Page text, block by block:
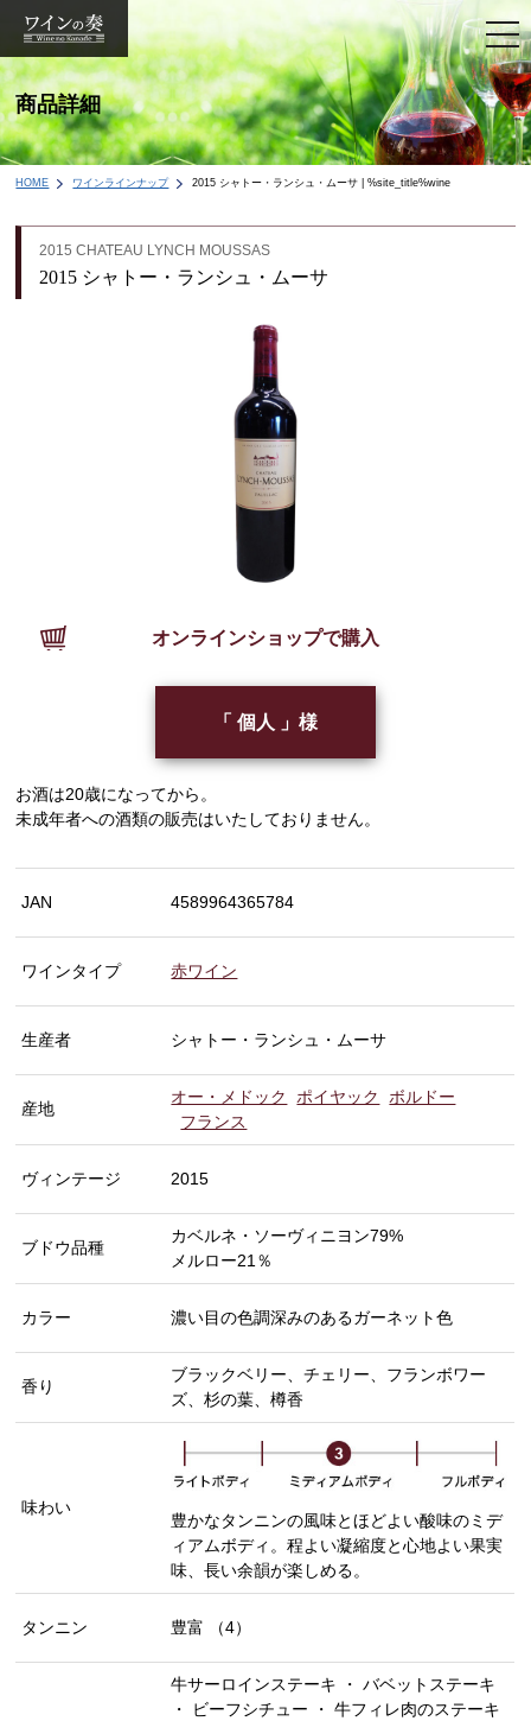
商品詳細
HOME ワインラインナップ 2015 シャトー・ランシュ・ムーサ | %site_title%wine
2015 CHATEAU LYNCH MOUSSAS
2015 シャトー・ランシュ・ムーサ
オンラインショップで購入
「 個人 」様
お酒は20歳になってから。
未成年者への酒類の販売はいたしておりません。
JAN 4589964365784
ワインタイプ 赤ワイン
生産者 シャトー・ランシュ・ムーサ
産地
オー・メドック ポイヤック
ボルドー
フランス
ヴィンテージ 2015
ブドウ品種
カベルネ・ソーヴィニヨン79%
メルロー21％
カラー 濃い目の色調深みのあるガーネット色
香り
ブラックベリー、チェリー、フランボワー
ズ、杉の葉、樽香
味わい
豊かなタンニンの風味とほどよい酸味のミデ
ィアムボディ。程よい凝縮度と心地よい果実
味、長い余韻が楽しめる。
タンニン 豊富 （4）
牛サーロインステーキ ・ バベットステーキ
・ ビーフシチュー ・ 牛フィレ肉のステーキ